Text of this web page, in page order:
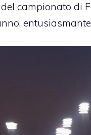
campionato di